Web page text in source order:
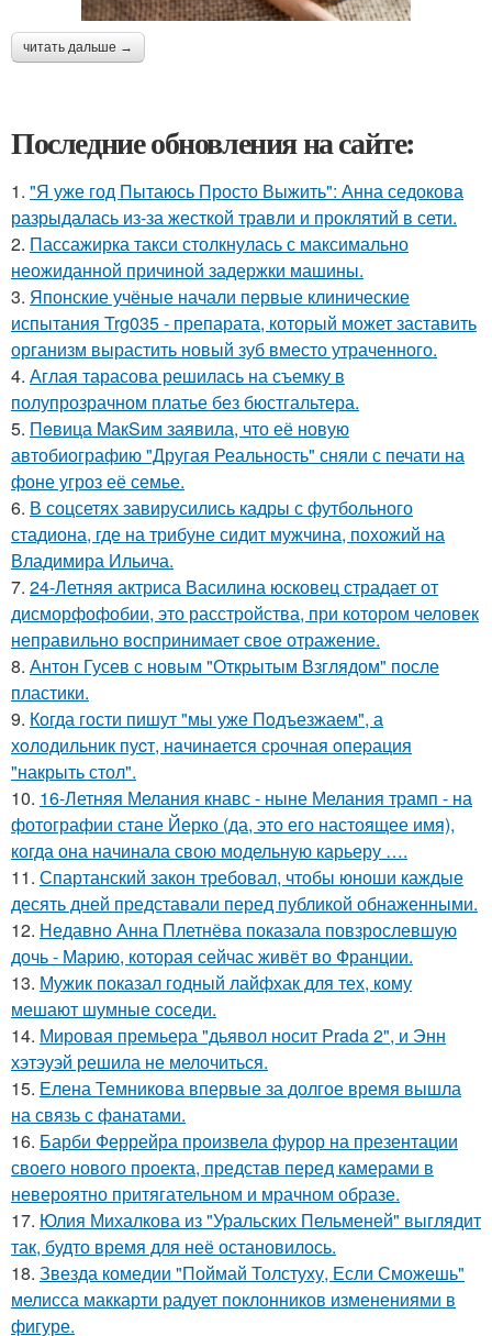
читать дальше →
Последние обновления на сайте:
1. "Я уже год Пытаюсь Просто Выжить": Анна седокова
разрыдалась из-за жесткой травли и проклятий в сети.
2. Пассажирка такси столкнулась с максимально
неожиданной причиной задержки машины.
3. Японские учёные начали первые клинические
испытания Trg035 - препарата, который может заставить
организм вырастить новый зуб вместо утраченного.
4. Аглая тарасова решилась на съемку в
полупрозрачном платье без бюстгальтера.
5. Пeвица MакSим заявила, что её новую
автобиографию "Другая Реальность" сняли с печати на
фоне угроз её семье.
6. В соцсетях завирусились кадры с футбольного
стадиона, где на трибуне сидит мужчина, похожий на
Владимира Ильича.
7. 24-Летняя актриса Василина юсковец страдает от
дисморфофобии, это расстройства, при котором человек
неправильно воспринимает свое отражение.
8. Антон Гусев с новым "Открытым Взглядом" после
пластики.
9. Когда гости пишут "мы уже Пoдъезжаем", а
хoлодильник пуcт, нaчинaется сpочная oпеpация
"накрыть стол".
10. 16-Летняя Мелания кнавс - ныне Мелания трамп - на
фотографии стане Йерко (да, это его настоящее имя),
когда она начинала свою модельную карьеру ….
11. Спартанский закон требовал, чтобы юноши каждые
десять дней представали перед публикой обнаженными.
12. Недавно Анна Плетнёва показала повзрослевшую
дочь - Марию, которая сейчас живёт во Франции.
13. Мужик показал годный лайфхак для тех, кому
мешают шумные соседи.
14. Мировая премьера "дьявол носит Prada 2", и Энн
хэтэуэй решила не мелочиться.
15. Елена Темникова впервые за долгое время вышла
на связь с фанатами.
16. Барби Феррейра произвела фурор на презентации
своего нового проекта, представ перед камерами в
невероятно притягательном и мрачном образе.
17. Юлия Михалкова из "Уральских Пельменей" выглядит
так, будто время для неё остановилось.
18. Звезда комедии "Поймай Толстуху, Если Сможешь"
мелисса маккарти радует поклонников изменениями в
фигуре.